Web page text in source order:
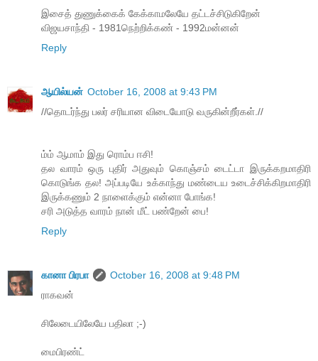
இசைத் துணுக்கைக் கேக்காமலேயே தட்டச்சிடுகிறேன்
விஜயசாந்தி - 1981நெற்றிக்கண் - 1992மன்னன்
Reply
ஆயில்யன் October 16, 2008 at 9:43 PM
//தொடர்ந்து பலர் சரியான விடையோடு வருகின்றீர்கள்.//
ம்ம் ஆமாம் இது ரொம்ப ஈசி!
தல வாரம் ஒரு புதிர் அதுவும் கொஞ்சம் டைட்டா இருக்கறமாதிரி
கொடுங்க தல! அப்படியே உக்காந்து மண்டைய உடைச்சிக்கிறமாதிரி
இருக்கணும் 2 நாளைக்கும் என்னா போங்க!
சரி அடுத்த வாரம் நான் மீட் பண்றேன் பை!
Reply
கானா பிரபா
October 16, 2008 at 9:48 PM
ராகவன்
சிலேடையிலேயே பதிலா ;-)
மைபிரண்ட்